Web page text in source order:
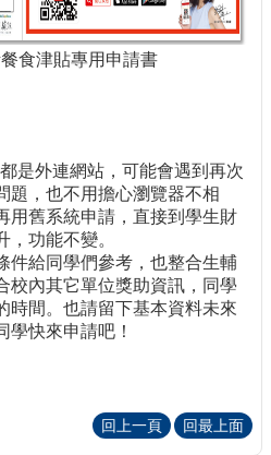
食津貼專用申請書
是外連網站，可能會遇到再次
題，也不用擔心瀏覽器不相
用舊系統申請，直接到學生財
功能不變。
件給同學們參考，也整合生輔
校內其它單位獎助資訊，同學
時間。也請留下基本資料未來
學快來申請吧！
回上一頁
回最上面